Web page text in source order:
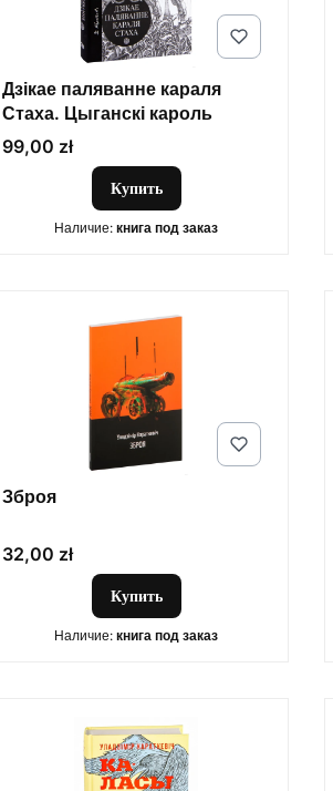
Дзікае паляванне караля
Стаха. Цыганскі кароль
Цена
99,00 zł
Купить
Наличие: книга под заказ
Зброя
Цена
32,00 zł
Купить
Наличие: книга под заказ